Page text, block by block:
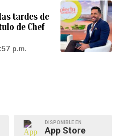
tardes de
de Chef
p.m.
DISPONIBLE EN
App Store